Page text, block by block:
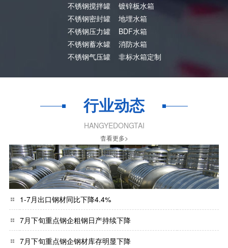
不锈钢搅拌罐
不锈钢密封罐
不锈钢压力罐
不锈钢蓄水罐
不锈钢气压罐
镀锌板水箱
地埋水箱
BDF水箱
消防水箱
非标水箱定制
行业动态
HANGYEDONGTAI
杳看更多>
1-7月出口钢材同比下降4.4%
7月下旬重点钢企粗钢日产持续下降
7月下旬重点钢企钢材库存明显下降